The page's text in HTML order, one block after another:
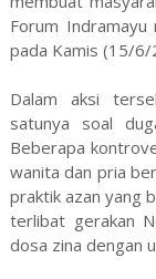
Forum
pada Kamis (15/6/
Dalam aksi
satunya soal
Beberapa
wanita dan pria
praktik azan yang
terlibat gerakan
dosa zina dengan